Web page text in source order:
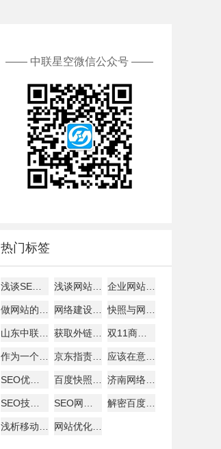
—— 中联星空微信公众号 ——
热门标签